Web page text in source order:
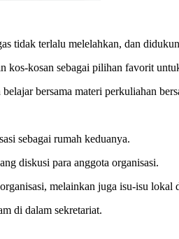
tidak terlalu melelahkan, dan
kos-kosan sebagai pilihan favorit
bersama materi perkuliahan
sebagai rumah keduanya.
diskusi para anggota organisasi.
melainkan juga isu-isu lokal
di dalam sekretariat.